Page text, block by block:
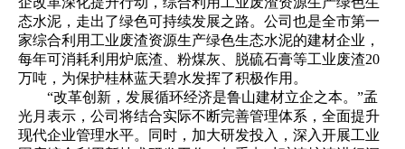
态水泥，走出了绿色可持续发展之路。公司也是全市第一
家综合利用工业废渣资源生产绿色生态水泥的建材企业，
每年可消耗利用炉底渣、粉煤灰、脱硫石膏等工业废渣20
万吨，为保护桂林蓝天碧水发挥了积极作用。
“改革创新，发展循环经济是鲁山建材立企之本。”孟
光月表示，公司将结合实际不断完善管理体系，全面提升
现代企业管理水平。同时，加大研发投入，深入开展工业